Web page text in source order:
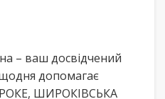
– ваш досвідчений
допомагає
ШИРОКІВСЬКА